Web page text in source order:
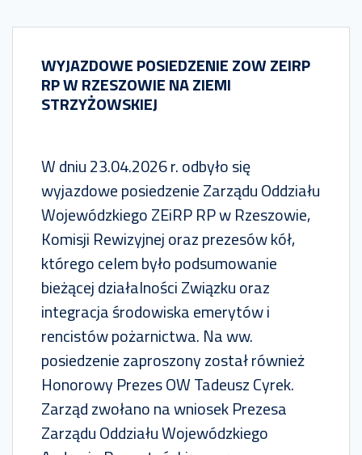
WYJAZDOWE POSIEDZENIE ZOW ZEIRP
RP W RZESZOWIE NA ZIEMI
STRZYŻOWSKIEJ
W dniu 23.04.2026 r. odbyło się
wyjazdowe posiedzenie Zarządu Oddziału
Wojewódzkiego ZEiRP RP w Rzeszowie,
Komisji Rewizyjnej oraz prezesów kół,
którego celem było podsumowanie
bieżącej działalności Związku oraz
integracja środowiska emerytów i
rencistów pożarnictwa. Na ww.
posiedzenie zaproszony został również
Honorowy Prezes OW Tadeusz Cyrek.
Zarząd zwołano na wniosek Prezesa
Zarządu Oddziału Wojewódzkiego